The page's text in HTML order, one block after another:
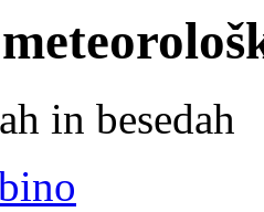
in besedah